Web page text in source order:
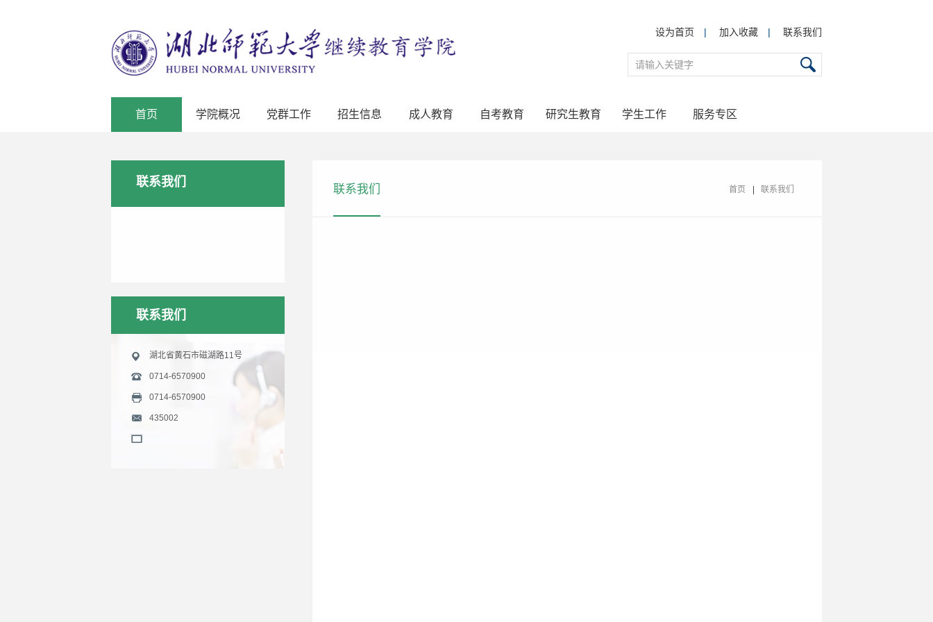
设为首页 | 加入收藏 | 联系我们
首页 学院概况 党群工作 招生信息 成人教育 自考教育 研究生教育 学生工作 服务专区
联系我们
联系我们
湖北省黄石市磁湖路11号
0714-6570900
0714-6570900
435002
联系我们 首页 联系我们